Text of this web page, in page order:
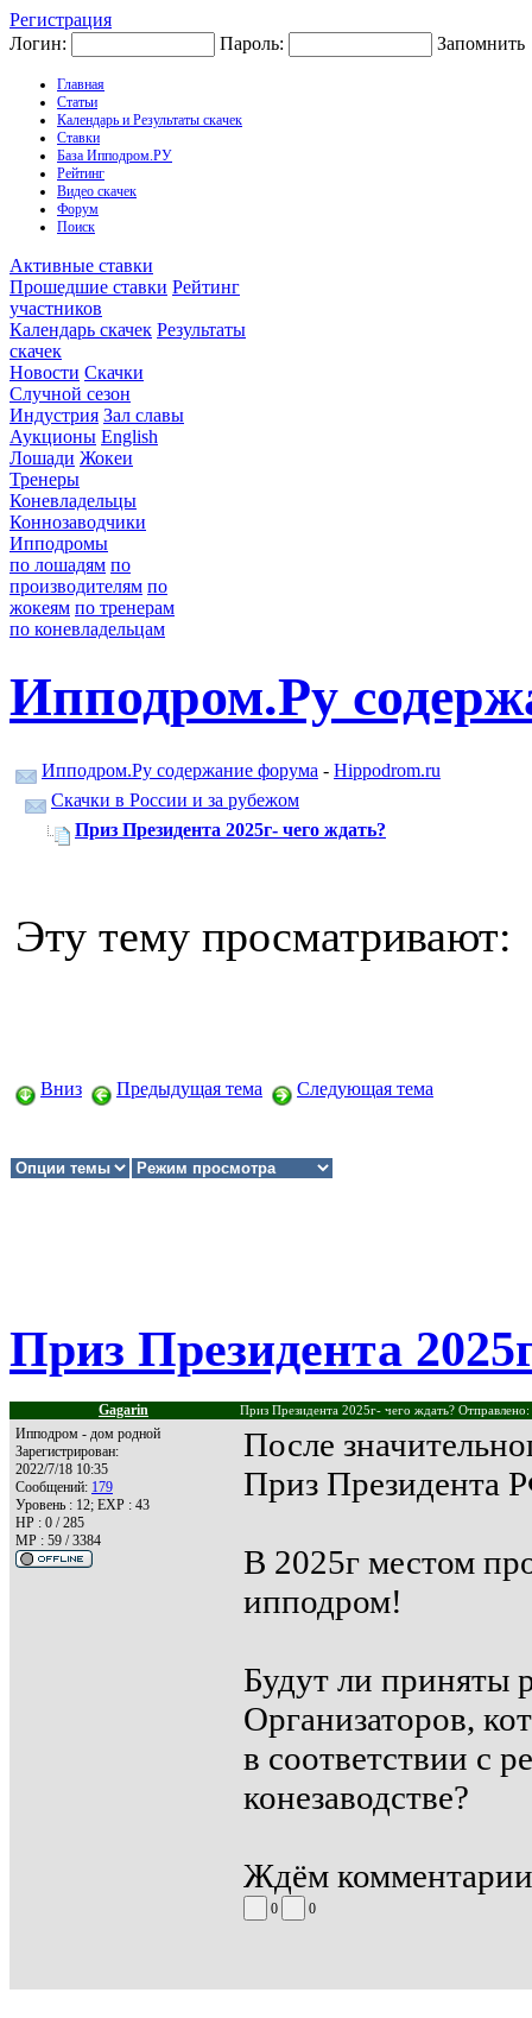
Регистрация
Логин:
Пароль: Запомнить
Главная
Статьи
Календарь и Результаты скачек
Ставки
База Ипподром.РУ
Рейтинг
Видео скачек
Форум
Поиск
Активные ставки
Прошедшие ставки Рейтинг
участников
Календарь скачек Результаты
скачек
Новости Скачки
Случной сезон
Индустрия Зал славы
Аукционы English
Лошади Жокеи
Тренеры
Коневладельцы
Коннозаводчики
Ипподромы
по лошадям по
производителям по
жокеям по тренерам
по коневладельцам
Ипподром.Ру
Ипподром.Ру содержание форума - Hippodrom.ru
Скачки в России и за рубежом
Приз Президента 2025г- чего ждать?
Эту тему
Вниз Предыдущая тема Следующая тема
Приз Президента
Gagarin Приз Президента 2025г- чего ждать?
Ипподром - дом родной
Зарегистрирован:
2022/7/18 10:35
Сообщений: 179
Уровень : 12; EXP : 43
HP : 0 / 285
MP : 59 / 3384
После
Приз Президента
В 2025г местом
ипподром!
Будут ли приняты
Организаторов,
в соответствии с
конезаводстве?
Ждём
0 0